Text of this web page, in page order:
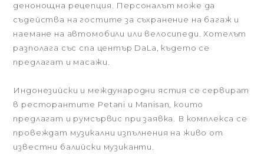
денонощна рецепция. Персоналът може да
съдейства на гостите за съхранение на багаж и
наемане на автомобили или велосипеди. Хотелът
разполага със спа център DaLa, където се
предлагат и масажи.
Индонезийски и международни ястия се сервират
в ресторантите Petani и Manisan, които
предлагат и румсървис при заявка. В комплекса се
провеждат музикални изпълнения на живо от
известни балийски музиканти.